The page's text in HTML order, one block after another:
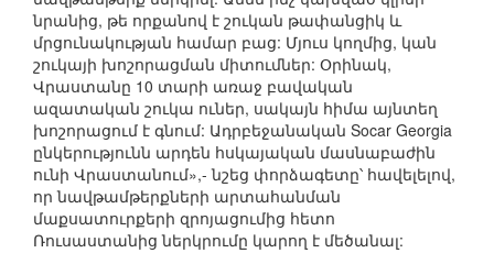
նրանից, թե որքանով է շուկան թափանցիկ և
մրցունակության համար բաց: Մյուս կողմից, կան
շուկայի խոշորացման միտումներ: Օրինակ,
Վրաստանը 10 տարի առաջ բավական
ազատական շուկա ուներ, սակայն հիմա այնտեղ
խոշորացում է գնում: Ադրբեջանական Socar Georgia
ընկերությունն արդեն հսկայական մասնաբաժին
ունի Վրաստանում»,- նշեց փորձագետը՝ հավելելով,
որ նավթամթերքների արտահանման
մաքսատուրքերի զրոյացումից հետո
Ռուսաստանից ներկրումը կարող է մեծանալ: